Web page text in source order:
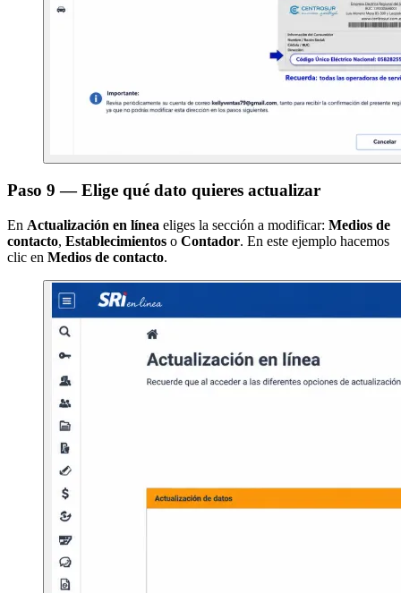
Paso 9 — Elige qué dato quieres actualizar
En Actualización en línea eliges la sección a modificar: Medios de
contacto, Establecimientos o Contador. En este ejemplo hacemos
clic en Medios de contacto.